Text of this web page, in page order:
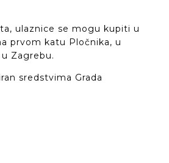
ulaznice se mogu kupiti u
prvom katu Pločnika, u
Zagrebu.
sredstvima Grada